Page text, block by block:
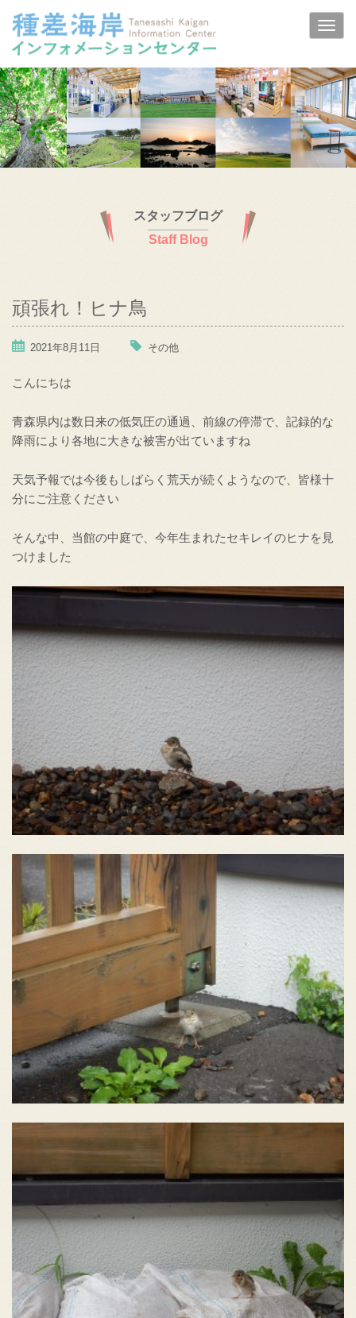
スタッフブログ
Staff Blog
頑張れ！ヒナ鳥
2021年8月11日 その他
こんにちは
青森県内は数日来の低気圧の通過、前線の停滞で、記録的な
降雨により各地に大きな被害が出ていますね
天気予報では今後もしばらく荒天が続くようなので、皆様十
分にご注意ください
そんな中、当館の中庭で、今年生まれたセキレイのヒナを見
つけました